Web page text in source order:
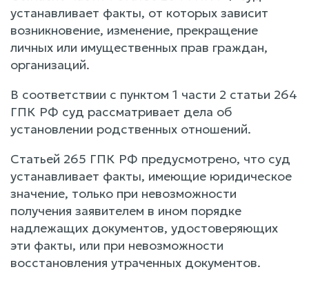
устанавливает факты, от которых зависит
возникновение, изменение, прекращение
личных или имущественных прав граждан,
организаций.
В соответствии с пунктом 1 части 2 статьи 264
ГПК РФ суд рассматривает дела об
установлении родственных отношений.
Статьей 265 ГПК РФ предусмотрено, что суд
устанавливает факты, имеющие юридическое
значение, только при невозможности
получения заявителем в ином порядке
надлежащих документов, удостоверяющих
эти факты, или при невозможности
восстановления утраченных документов.